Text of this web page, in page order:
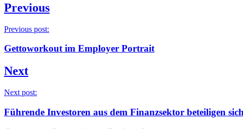
Previous
Previous post:
Gettoworkout im Employer Portrait
Next
Next post:
Führende Investoren aus dem Finanzsektor beteiligen